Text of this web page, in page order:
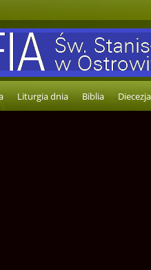
Liturgia dnia Biblia